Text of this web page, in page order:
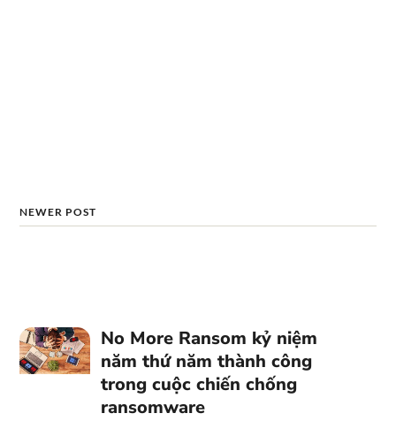
NEWER POST
No More Ransom kỷ niệm
năm thứ năm thành công
trong cuộc chiến chống
ransomware